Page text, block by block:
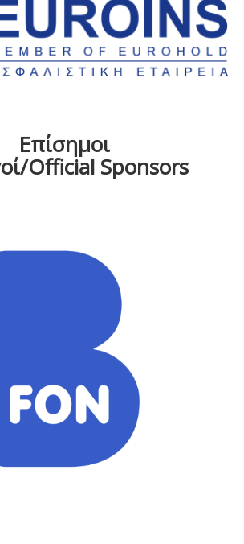
Επίσημοι
Official Sponsors